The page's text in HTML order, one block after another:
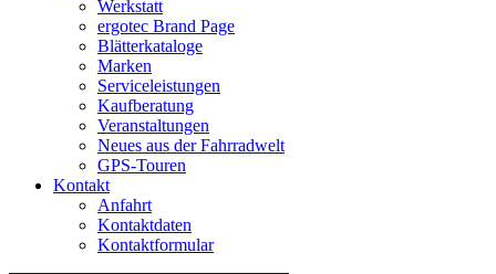
Werkstatt
ergotec Brand Page
Blätterkataloge
Marken
Serviceleistungen
Kaufberatung
Veranstaltungen
Neues aus der Fahrradwelt
GPS-Touren
Kontakt
Anfahrt
Kontaktdaten
Kontaktformular